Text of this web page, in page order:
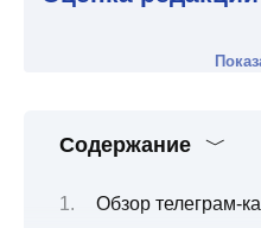
Содержание
Обзор телеграм-